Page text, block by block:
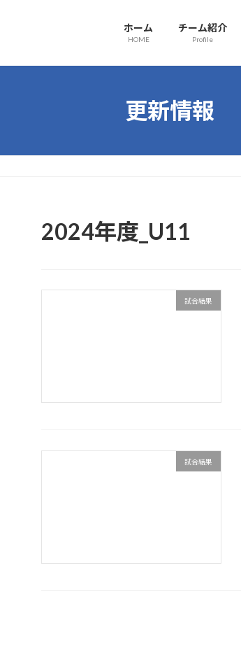
ホーム
HOME
チーム紹介
Profile
更新情報
2024年度_U11
試合結果
試合結果